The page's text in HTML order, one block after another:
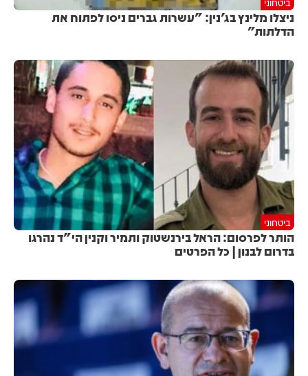
ניצלו מלינץ בג'נין: "עשרות גברים ניסו לפתוח את
הדלתות"
ביטחוני
הותר לפרסום: הראל בירנשטוק ותמיר וקנין הי"ד נהרגו
בדרום לבנון | כל הפרטים